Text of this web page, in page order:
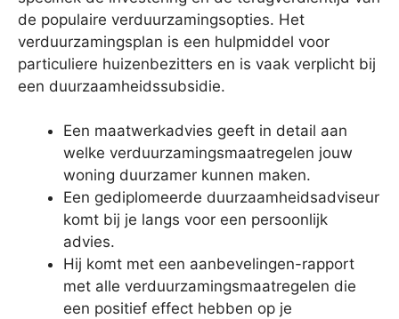
de populaire verduurzamingsopties. Het
verduurzamingsplan is een hulpmiddel voor
particuliere huizenbezitters en is vaak verplicht bij
een duurzaamheidssubsidie.
Een maatwerkadvies geeft in detail aan
welke verduurzamingsmaatregelen jouw
woning duurzamer kunnen maken.
Een gediplomeerde duurzaamheidsadviseur
komt bij je langs voor een persoonlijk
advies.
Hij komt met een aanbevelingen-rapport
met alle verduurzamingsmaatregelen die
een positief effect hebben op je